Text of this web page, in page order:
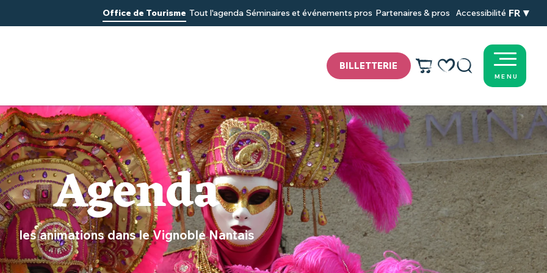
BILLETTERIE
Voir les favoris
Recherche
Office de Tourisme Tout l'agenda Séminaires et événements pros Partenaires & pros Accessibilité FR
MENU
Agenda
les animations dans le Vignoble Nantais